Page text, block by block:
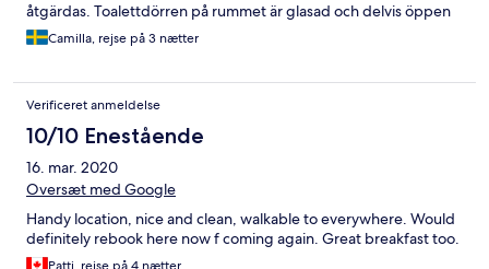
åtgärdas. Toalettdörren på rummet är glasad och delvis öppen
så det är inget för den pryda. De hade livemusik under Happy
Hour vilket var väldigt mysigt. Frukosten var inget att hurra för,
Camilla, rejse på 3 nætter
Verificeret anmeldelse
10/10 Enestående
16. mar. 2020
Oversæt med Google
Handy location, nice and clean, walkable to everywhere. Would
definitely rebook here now f coming again. Great breakfast too.